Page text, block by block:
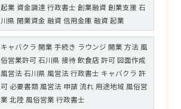
起業 資金調達 行政書士 創業融資 創業支援 石
川県 開業資金 融資 信用金庫 融資 起業
キャバクラ 開業 手続き ラウンジ 開業 方法 風
俗営業許可 石川県 接待 飲食店 許可 図面作成
風営法 石川県 風営法 行政書士 キャバクラ 許
可 必要書類 風営法 申請 流れ 用途地域 風俗営
業 北陸 風俗営業 行政書士